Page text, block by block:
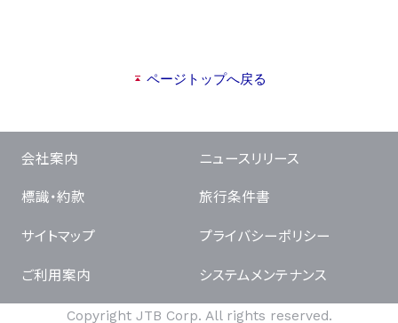
ページトップへ戻る
会社案内 ニュースリリース
標識・約款 旅行条件書
サイトマップ プライバシーポリシー
ご利用案内 システムメンテナンス
Copyright JTB Corp. All rights reserved.